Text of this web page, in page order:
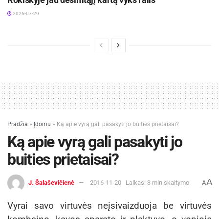
2026-07-29
Pradžia » Įdomu » Ką apie vyrą gali pasakyti jo buities prietaisai?
Ką apie vyrą gali pasakyti jo
buities prietaisai?
J. Šalaševičienė 2016-11-20 Laikas: 3 min skaitymo AA
Vyrai savo virtuvės neįsivaizduoja be virtuvės